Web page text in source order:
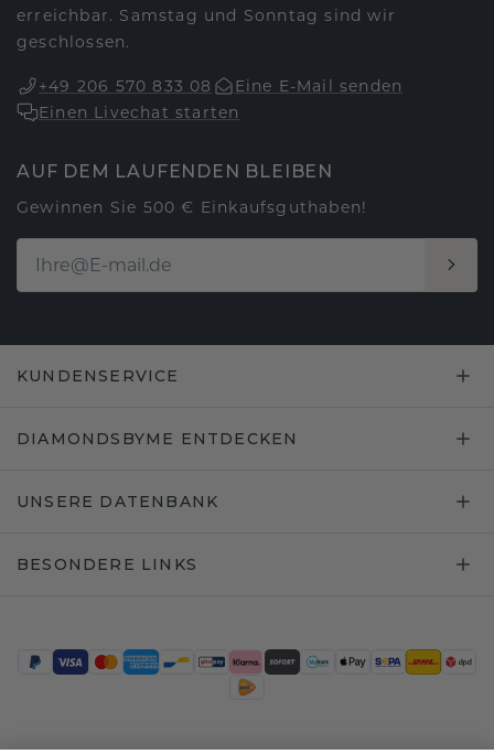
erreichbar. Samstag und Sonntag sind wir
geschlossen.
+49 206 570 833 08
Eine E-Mail senden
Einen Livechat starten
AUF DEM LAUFENDEN BLEIBEN
Gewinnen Sie 500 € Einkaufsguthaben!
KUNDENSERVICE
DIAMONDSBYME ENTDECKEN
UNSERE DATENBANK
BESONDERE LINKS